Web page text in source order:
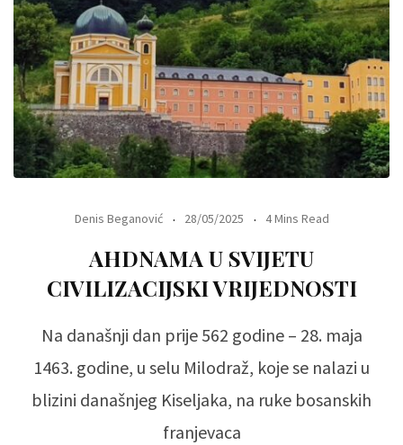
Denis Beganović 28/05/2025 4 Mins Read
AHDNAMA U SVIJETU
CIVILIZACIJSKI VRIJEDNOSTI
Na današnji dan prije 562 godine – 28. maja
1463. godine, u selu Milodraž, koje se nalazi u
blizini današnjeg Kiseljaka, na ruke bosanskih
franjevaca